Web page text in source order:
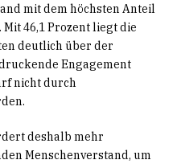
mit dem höchsten Anteil
46,1 Prozent liegt die
deutlich über der
Engagement
nicht durch
deshalb mehr
Menschenverstand, um